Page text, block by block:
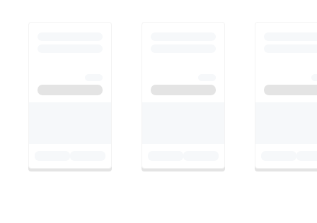
は、サポーター皆様の
（最低ロッド）
【DIRTY OLD MEN様